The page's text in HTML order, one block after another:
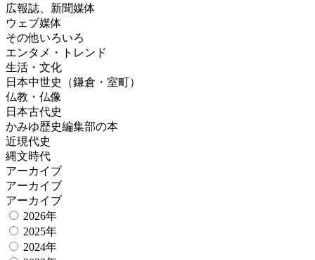
広報誌、新聞媒体
ウェブ媒体
その他いろいろ
エンタメ・トレンド
生活・文化
日本中世史（鎌倉・室町）
仏教・仏像
日本古代史
かみゆ歴史編集部の本
近現代史
縄文時代
アーカイブ
アーカイブ
アーカイブ
2026年
2025年
2024年